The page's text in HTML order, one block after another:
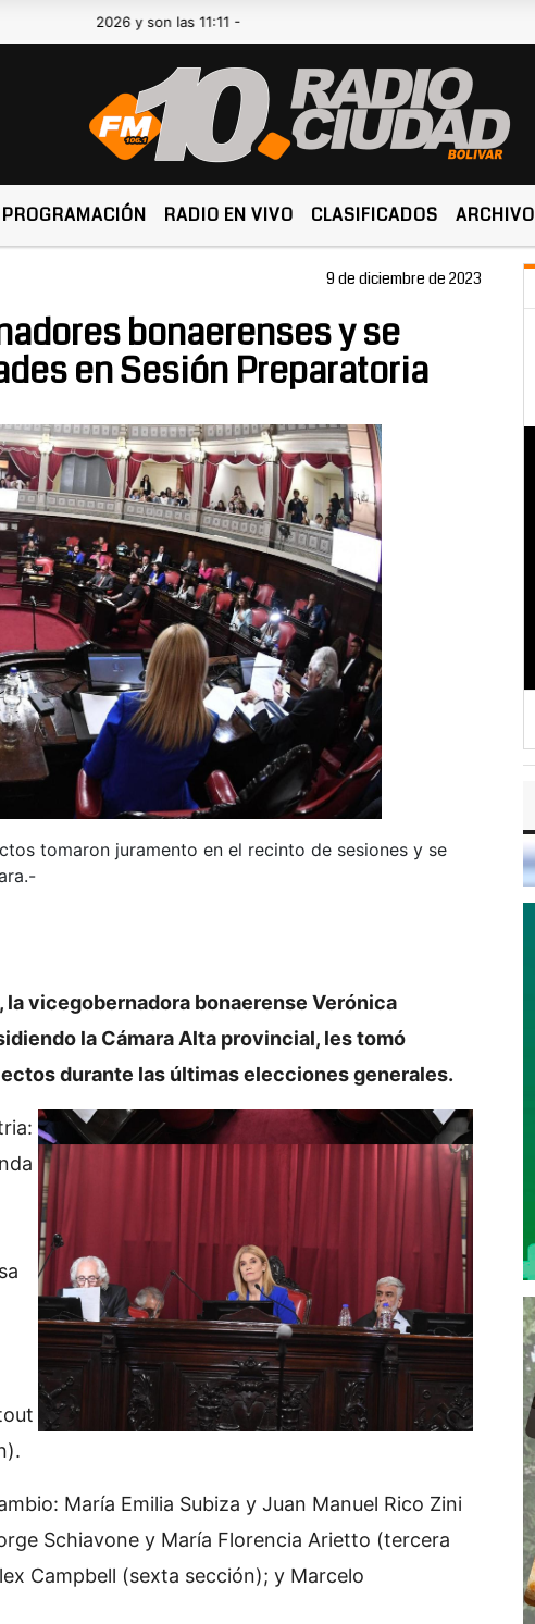
de 2026 y son las 11:11 -
PROGRAMACIÓN RADIO EN VIVO CLASIFICADOS ARCHIVO
9 de diciembre de 2023
bonaerenses y se
en Sesión Preparatoria
tomaron juramento en el recinto de sesiones y se
vicegobernadora bonaerense Verónica
la Cámara Alta provincial, les tomó
durante las últimas elecciones generales.
María Emilia Subiza y Juan Manuel Rico Zini
Schiavone y María Florencia Arietto (tercera
Campbell (sexta sección); y Marcelo